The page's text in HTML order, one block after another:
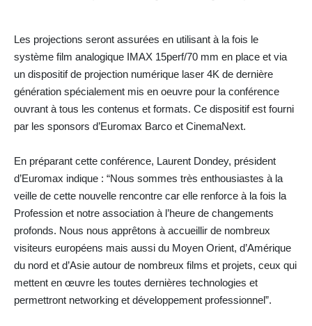
Les projections seront assurées en utilisant à la fois le
système film analogique IMAX 15perf/70 mm en place et via
un dispositif de projection numérique laser 4K de dernière
génération spécialement mis en oeuvre pour la conférence
ouvrant à tous les contenus et formats. Ce dispositif est fourni
par les sponsors d’Euromax Barco et CinemaNext.
En préparant cette conférence, Laurent Dondey, président
d’Euromax indique : “Nous sommes très enthousiastes à la
veille de cette nouvelle rencontre car elle renforce à la fois la
Profession et notre association à l’heure de changements
profonds. Nous nous apprêtons à accueillir de nombreux
visiteurs européens mais aussi du Moyen Orient, d’Amérique
du nord et d’Asie autour de nombreux films et projets, ceux qui
mettent en œuvre les toutes dernières technologies et
permettront networking et développement professionnel”.